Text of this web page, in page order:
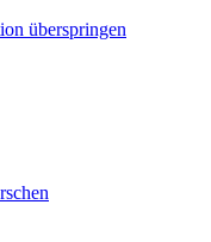
überspringen